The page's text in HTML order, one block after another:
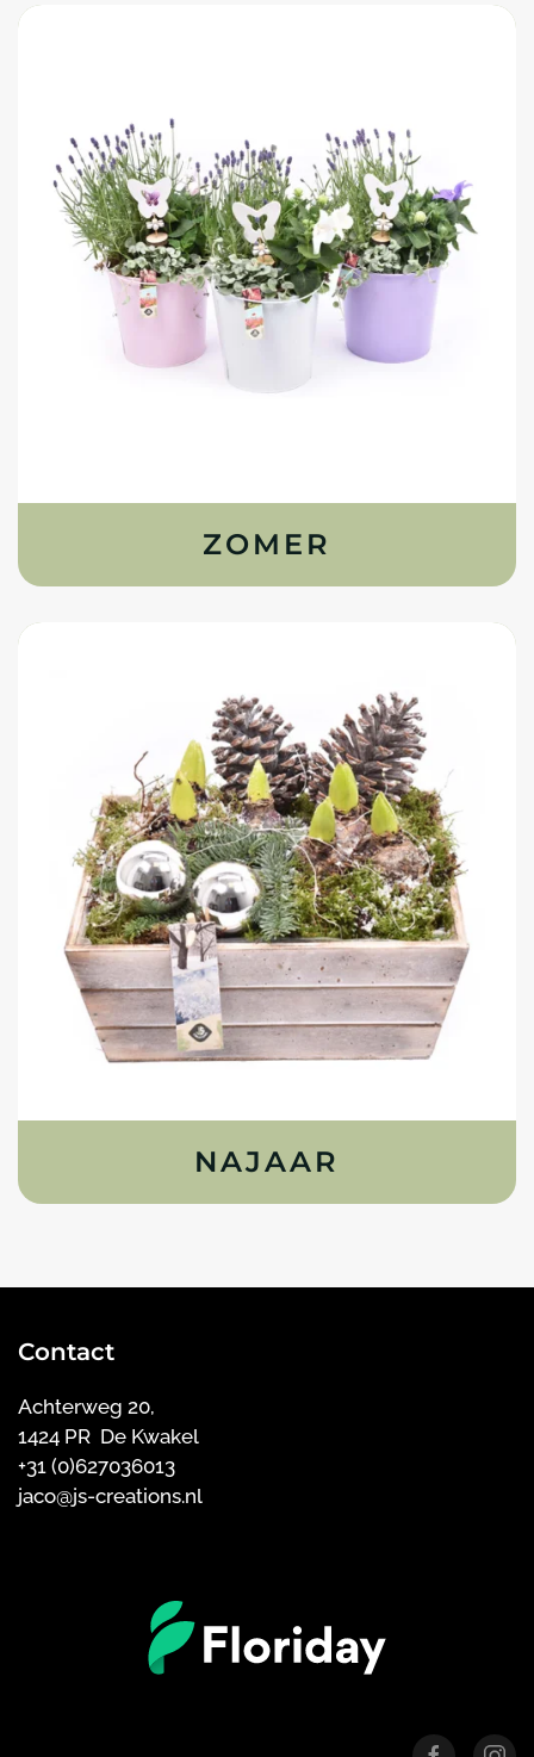
ZOMER
NAJAAR
Contact
Achterweg 20,
1424 PR De Kwakel
+31 (0)627036013
jaco@js-creations.nl